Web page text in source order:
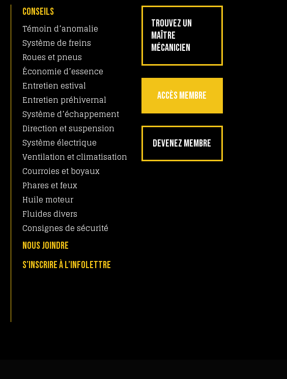
CONSEILS
Témoin d’anomalie
Système de freins
Roues et pneus
Économie d’essence
Entretien estival
Entretien préhivernal
Système d’échappement
Direction et suspension
Système électrique
Ventilation et climatisation
Courroies et boyaux
Phares et feux
Huile moteur
Fluides divers
Consignes de sécurité
NOUS JOINDRE
S’INSCRIRE À L’INFOLETTRE
TROUVEZ UN
MAÎTRE
MÉCANICIEN
ACCÈS MEMBRE
DEVENEZ MEMBRE